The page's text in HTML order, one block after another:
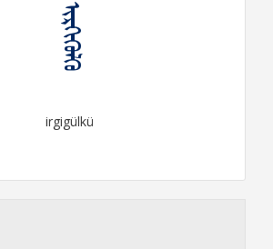
ᠢᠷᠭᠢᠭᠦᠯᠬᠦ
irgigülkü